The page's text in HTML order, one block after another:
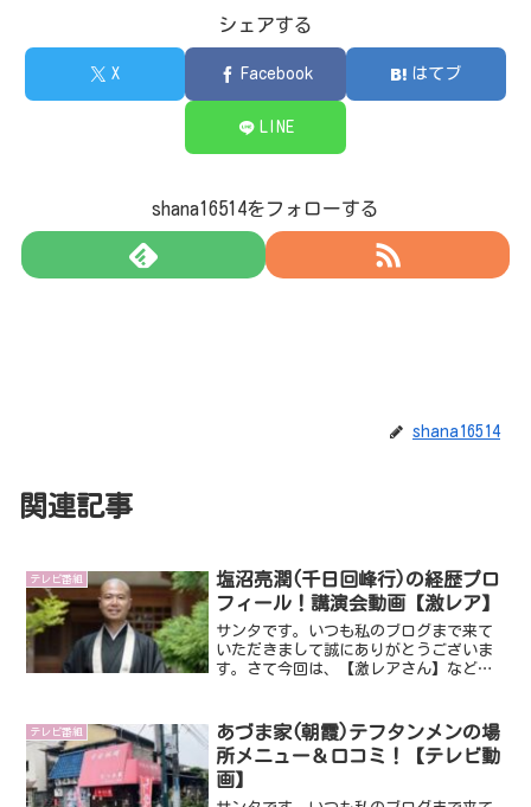
シェアする
X Facebook はてブ
LINE
shana16514をフォローする
shana16514
関連記事
テレビ番組
塩沼亮潤(千日回峰行)の経歴プロ
フィール！講演会動画【激レア】
サンタです。いつも私のブログまで来て
いただきまして誠にありがとうございま
す。さて今回は、【激レアさん】などの
んと１３００年の間で千日回峰行という
修行にたった２人しか達成...
テレビ番組
あづま家(朝霞)テフタンメンの場
所メニュー＆口コミ！【テレビ動
画】